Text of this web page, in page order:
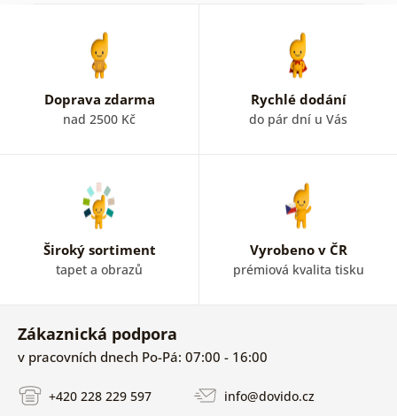
Obraz je krásný, přesně jako na obrázku.
Michaela 22. 05. 2023
Ověřený zákazník 14. 04. 2023
Moc pěkný obraz. Sleva na MDŽ potěšila. A obraz
Ověřený zákazník 13. 02. 2023
Doprava zdarma
nad 2500 Kč
Rychlé dodání
do pár dní u Vás
Široký sortiment
tapet a obrazů
Vyrobeno v ČR
prémiová kvalita tisku
Zákaznická podpora
v pracovních dnech Po-Pá: 07:00 - 16:00
+420 228 229 597 info@dovido.cz